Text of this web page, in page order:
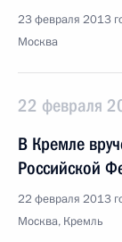
23 февраля 2013
Москва
22 февраля
В Кремле
Российской
22 февраля 2013
Москва, Кремль